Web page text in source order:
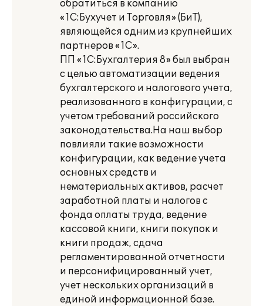
обратиться в компанию
«1С:Бухучет и Торговля» (БиТ),
являющейся одним из крупнейших
партнеров «1С».
ПП «1С:Бухгалтерия 8» был выбран
с целью автоматизации ведения
бухгалтерского и налогового учета,
реализованного в конфигурации, с
учетом требований российского
законодательства.На наш выбор
повлияли такие возможности
конфигурации, как ведение учета
основных средств и
нематериальных активов, расчет
заработной платы и налогов с
фонда оплаты труда, ведение
кассовой книги, книги покупок и
книги продаж, сдача
регламентированной отчетности
и персонифицированный учет,
учет нескольких организаций в
единой информационной базе.